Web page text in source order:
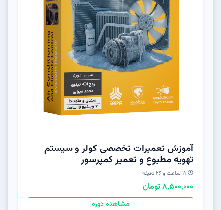
آموزش تعمیرات تخصصی کولر و سیستم
تهویه مطبوع و تعمیر کمپرسور
19 ساعت و 26 دقیقه
8,500,000 تومان
مشاهده دوره